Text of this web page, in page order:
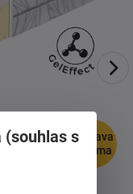
doprava
zdarma
(souhlas s